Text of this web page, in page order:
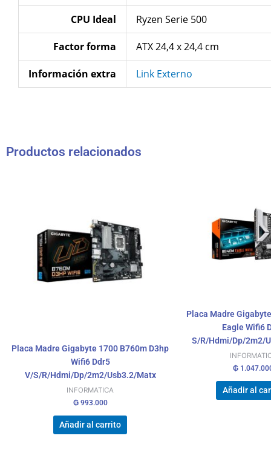
CPU Ideal Ryzen Serie 500
Factor forma ATX 24,4 x 24,4 cm
Información extra Link Externo
Productos relacionados
Placa Madre Gigabyte 1700 B760m D3hp
Wifi6 Ddr5
V/S/R/Hdmi/Dp/2m2/Usb3.2/Matx
INFORMATICA
₲993.000
Añadir al carrito
Placa Madre
Eagle Wifi6
S/R/Hdmi/Dp/2m2/
₲
Añadir al